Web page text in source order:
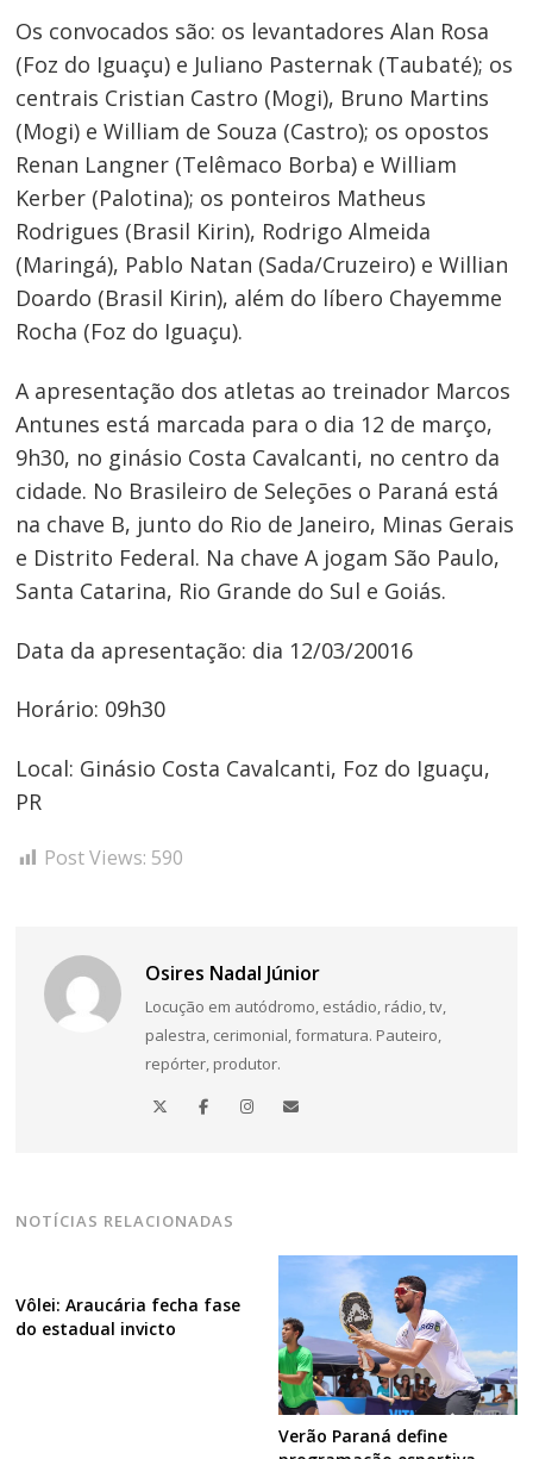
Os convocados são: os levantadores Alan Rosa
(Foz do Iguaçu) e Juliano Pasternak (Taubaté); os
centrais Cristian Castro (Mogi), Bruno Martins
(Mogi) e William de Souza (Castro); os opostos
Renan Langner (Telêmaco Borba) e William
Kerber (Palotina); os ponteiros Matheus
Rodrigues (Brasil Kirin), Rodrigo Almeida
(Maringá), Pablo Natan (Sada/Cruzeiro) e Willian
Doardo (Brasil Kirin), além do líbero Chayemme
Rocha (Foz do Iguaçu).
A apresentação dos atletas ao treinador Marcos
Antunes está marcada para o dia 12 de março,
9h30, no ginásio Costa Cavalcanti, no centro da
cidade. No Brasileiro de Seleções o Paraná está
na chave B, junto do Rio de Janeiro, Minas Gerais
e Distrito Federal. Na chave A jogam São Paulo,
Santa Catarina, Rio Grande do Sul e Goiás.
Data da apresentação: dia 12/03/20016
Horário: 09h30
Local: Ginásio Costa Cavalcanti, Foz do Iguaçu,
PR
Post Views: 590
Osires Nadal Júnior
Locução em autódromo, estádio, rádio, tv,
palestra, cerimonial, formatura. Pauteiro,
repórter, produtor.
NOTÍCIAS RELACIONADAS
Vôlei: Araucária fecha fase
do estadual invicto
Verão Paraná define
Navegação
de
Post